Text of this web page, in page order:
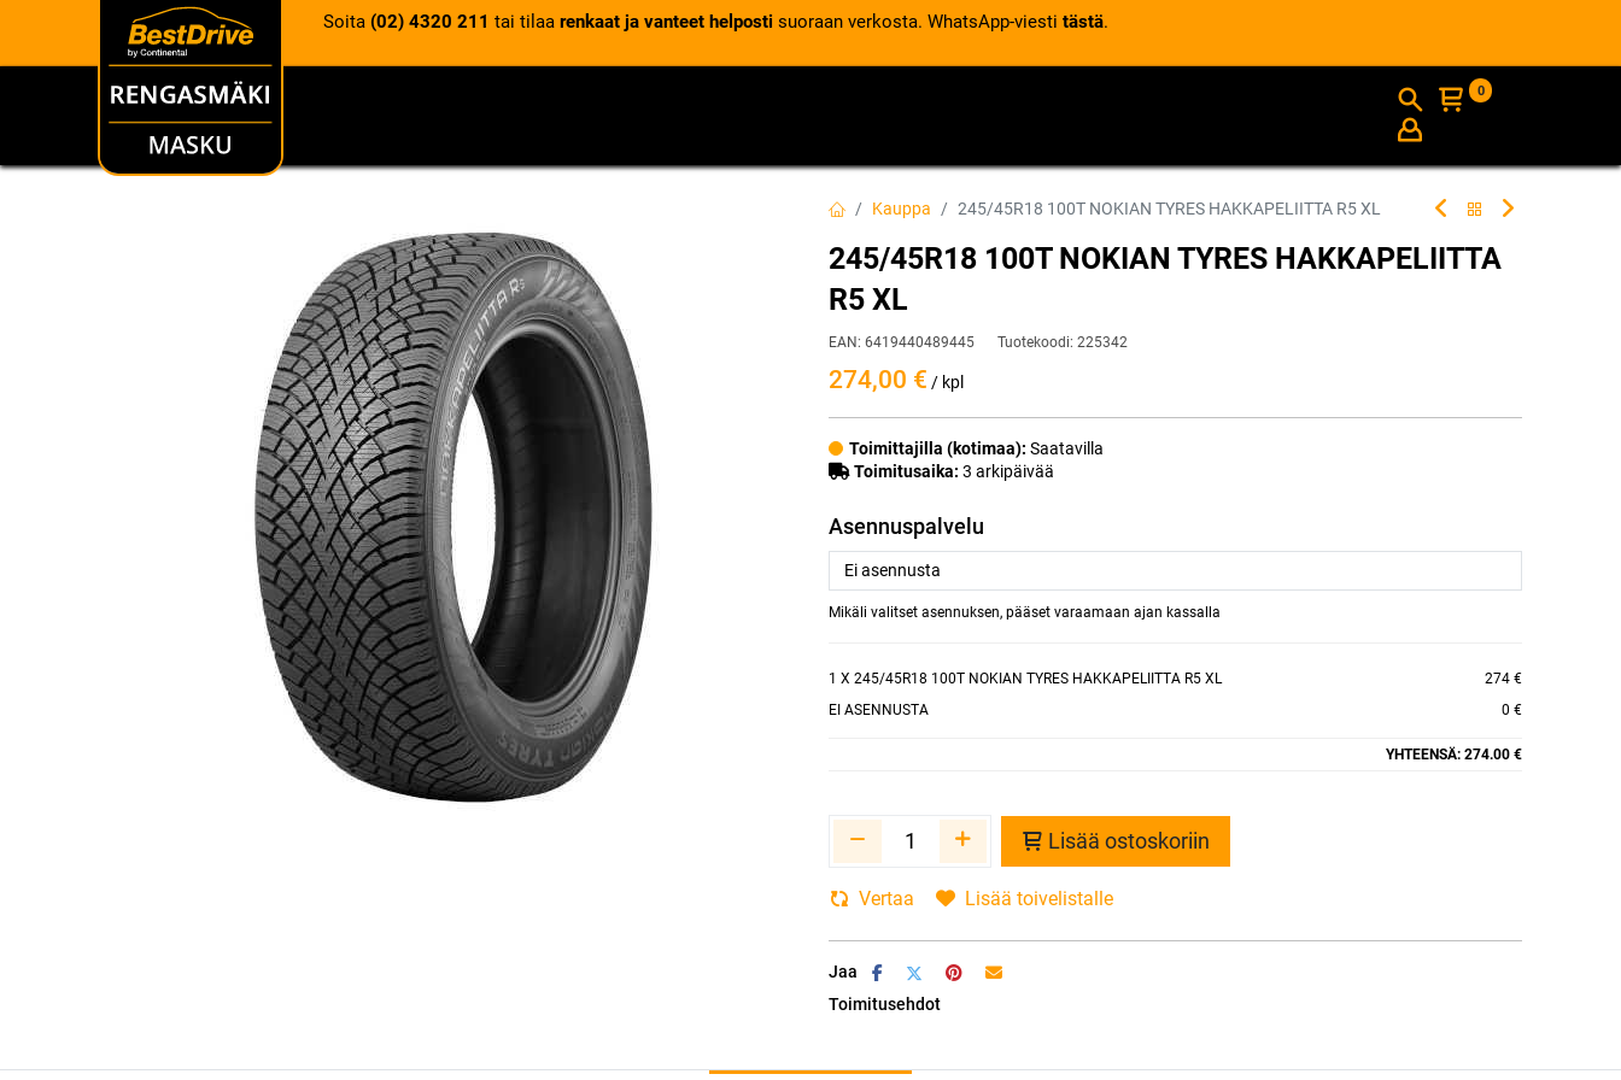
Soita (02) 4320 211 tai tilaa renkaat ja vanteet helposti suoraan verkosta. WhatsApp-viesti tästä.
RENKAAT INFO
0
Kauppa 245/45R18 100T NOKIAN TYRES HAKKAPELIITTA R5 XL
245/45R18 100T NOKIAN TYRES HAKKAPELIITTA
R5 XL
EAN: 6419440489445 Tuotekoodi: 225342
274,00 € / kpl
Toimittajilla (kotimaa): Saatavilla
Toimitusaika: 3 arkipäivää
Asennuspalvelu
Mikäli valitset asennuksen, pääset varaamaan ajan kassalla
1 X 245/45R18 100T NOKIAN TYRES HAKKAPELIITTA R5 XL
274 €
EI ASENNUSTA
0 €
YHTEENSÄ: 274.00 €
Lisää ostoskoriin
Vertaa Lisää toivelistalle
Jaa
Toimitusehdot